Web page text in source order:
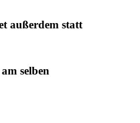
außerdem statt
selben